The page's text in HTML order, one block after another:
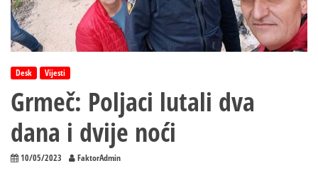
Desk Vijesti
Grmeč: Poljaci lutali dva
dana i dvije noći
10/05/2023 FaktorAdmin